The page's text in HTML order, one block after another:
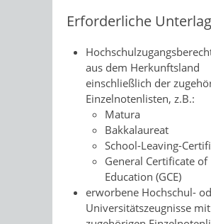
Erforderliche
aus dem Herkunftsland
einschließlich der
Einzelnotenlisten, z.B.:
Matura
Bakkalaureat
School-Leaving-
General Certificate of
Education (GCE)
erworbene Hochschul-
Universitätszeugnisse